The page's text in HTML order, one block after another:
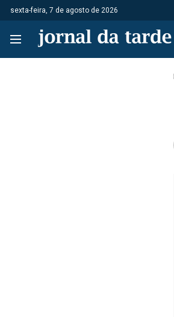
sexta-feira, 7 de agosto de 2026